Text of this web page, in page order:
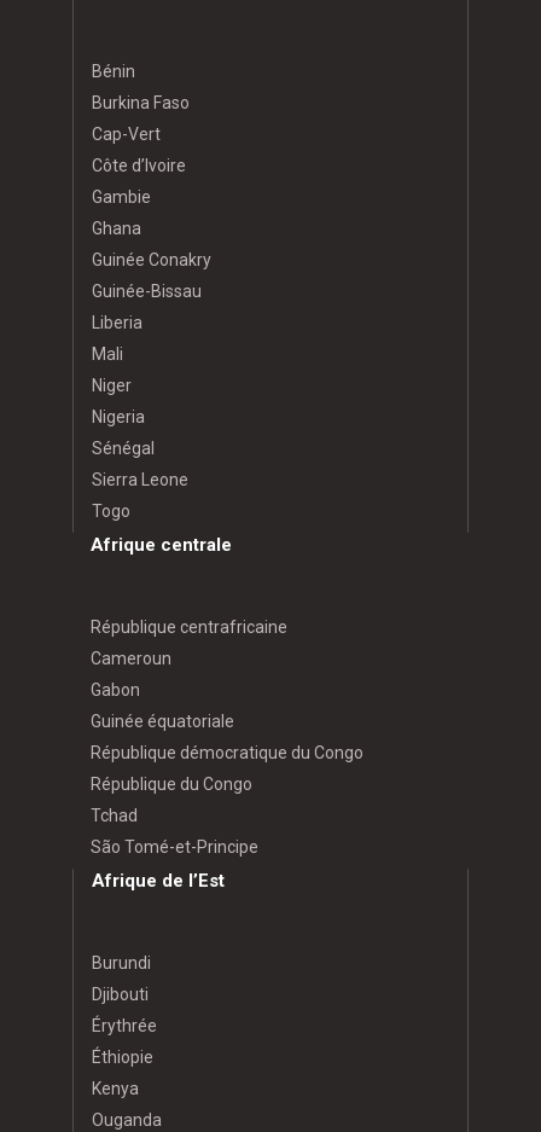
Bénin
Burkina Faso
Cap-Vert
Côte d’Ivoire
Gambie
Ghana
Guinée Conakry
Guinée-Bissau
Liberia
Mali
Niger
Nigeria
Sénégal
Sierra Leone
Togo
Afrique centrale
République centrafricaine
Cameroun
Gabon
Guinée équatoriale
République démocratique du Congo
République du Congo
Tchad
São Tomé-et-Principe
Afrique de l’Est
Burundi
Djibouti
Érythrée
Éthiopie
Kenya
Ouganda